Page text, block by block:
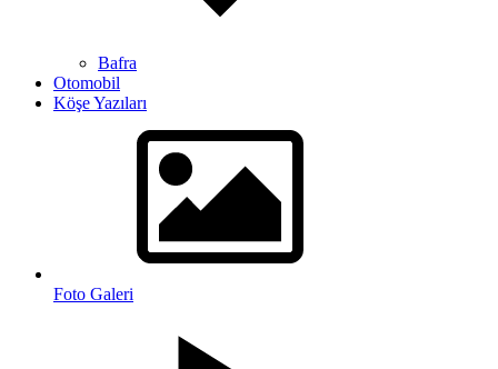
Bafra
Otomobil
Köşe Yazıları
Foto Galeri